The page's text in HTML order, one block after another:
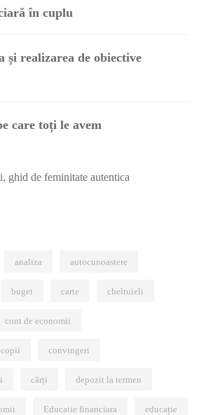
în cuplu
și realizarea de obiective
care toți le avem
analiza autocunoastere
buget carte cheltuieli
cont de economii
convingeri
cărți depozit la termen
Educatie financiara educație